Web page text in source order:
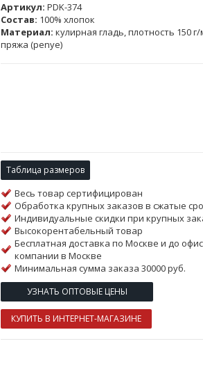
Артикул PDK-374
Состав: 100% хлопок
Материал: кулирная гладь, плотность 150
пряжа (penye)
Таблица размеров
Весь товар сертифицирован
Обработка крупных заказов в сжатые
Индивидуальные скидки при крупных
Высокорентабельный товар
Бесплатная доставка по Москве и до
компании в Москве
Минимальная сумма заказа 30000 руб.
УЗНАТЬ ОПТОВЫЕ ЦЕНЫ
КУПИТЬ В ИНТЕРНЕТ-МАГАЗИНЕ